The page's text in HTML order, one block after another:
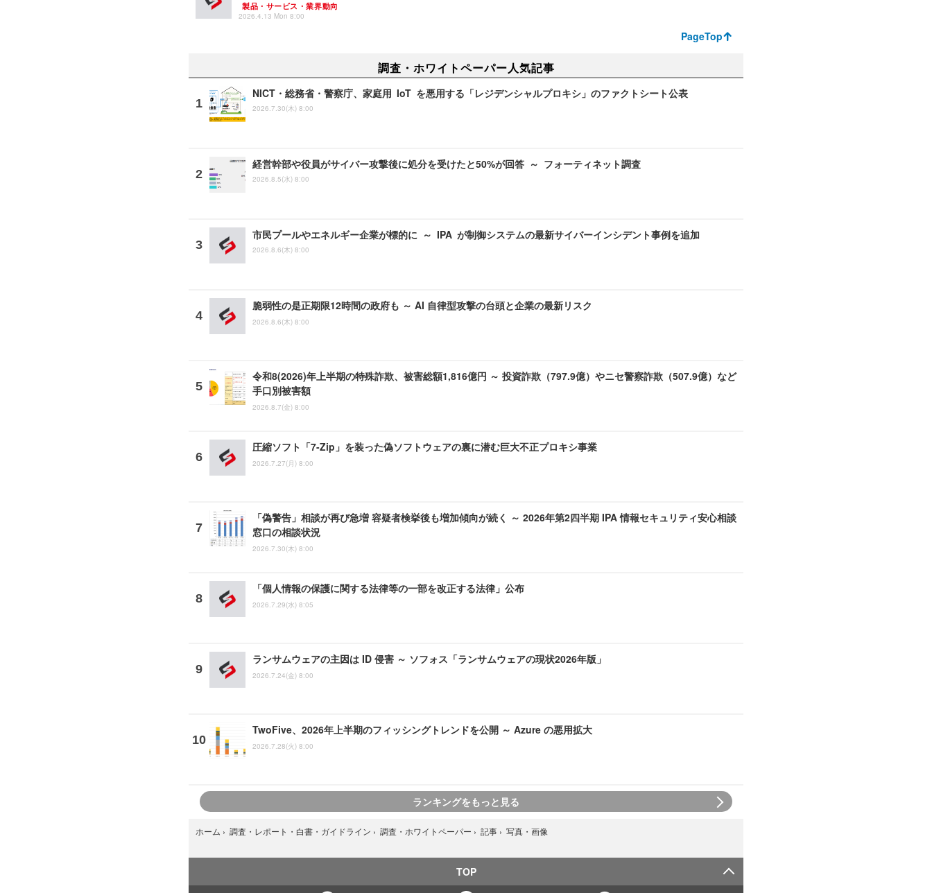
製品・サービス・業界動向
2026.4.13 Mon 8:00
PageTop
調査・ホワイトペーパー人気記事
NICT・総務省・警察庁、家庭用 IoT を悪用する「レジデンシャルプロキシ」のファクトシート公表
2026.7.30(木) 8:00
経営幹部や役員がサイバー攻撃後に処分を受けたと50%が回答 ～ フォーティネット調査
2026.8.5(水) 8:00
市民プールやエネルギー企業が標的に ～ IPA が制御システムの最新サイバーインシデント事例を追加
2026.8.6(木) 8:00
脆弱性の是正期限12時間の政府も ～ AI 自律型攻撃の台頭と企業の最新リスク
2026.8.6(木) 8:00
令和8(2026)年上半期の特殊詐欺、被害総額1,816億円 ～ 投資詐欺（797.9億）やニセ警察詐欺（507.9億）など
手口別被害額
2026.8.7(金) 8:00
圧縮ソフト「7-Zip」を装った偽ソフトウェアの裏に潜む巨大不正プロキシ事業
2026.7.27(月) 8:00
「偽警告」相談が再び急増 容疑者検挙後も増加傾向が続く ～ 2026年第2四半期 IPA 情報セキュリティ安心相談
窓口の相談状況
2026.7.30(木) 8:00
「個人情報の保護に関する法律等の一部を改正する法律」公布
2026.7.29(水) 8:05
ランサムウェアの主因は ID 侵害 ～ ソフォス「ランサムウェアの現状2026年版」
2026.7.24(金) 8:00
TwoFive、2026年上半期のフィッシングトレンドを公開 ～ Azure の悪用拡大
2026.7.28(火) 8:00
ランキングをもっと見る
ホーム › 調査・レポート・白書・ガイドライン › 調査・ホワイトペーパー › 記事 › 写真・画像
TOP